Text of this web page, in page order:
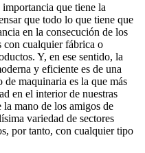
que tiene la
que todo lo que tiene que
en la consecución de los
con cualquier fábrica o
Y, en ese sentido, la
y eficiente es de una
maquinaria es la que más
en el interior de nuestras
mano de los amigos de
variedad de sectores
por tanto, con cualquier tipo